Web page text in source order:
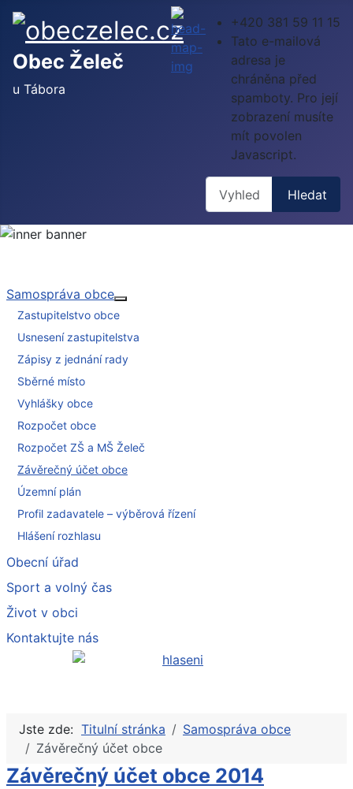
Obec Želeč
u Tábora
+420 381 59 11 15
Tato e-mailová
adresa je
chráněna před
spamboty. Pro její
zobrazení musíte
mít povolen
Javascript.
Hledat
Samospráva obce
Zastupitelstvo obce
Usnesení zastupitelstva
Zápisy z jednání rady
Sběrné místo
Vyhlášky obce
Rozpočet obce
Rozpočet ZŠ a MŠ Želeč
Závěrečný účet obce
Územní plán
Profil zadavatele – výběrová řízení
Hlášení rozhlasu
Obecní úřad
Sport a volný čas
Život v obci
Kontaktujte nás
Jste zde: Titulní stránka
Samospráva obce
Závěrečný účet obce
Závěrečný účet obce 2014